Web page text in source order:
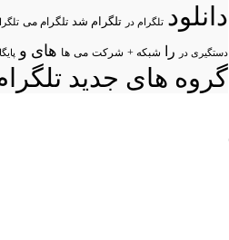
دانلود تلگرام در تلگرام شد تلگرام می
دستگیری در را شبکه + شرکت می ها های و
گروه های جدید